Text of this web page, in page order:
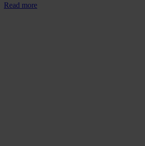
Read more